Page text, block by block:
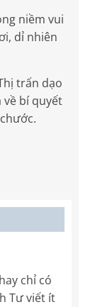
niềm vui
dỉ nhiên
trấn dạo
về bí quyết
chỉ có
Tư viết ít